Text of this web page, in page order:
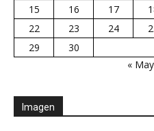
15
16 17
22
23 24
29
30
« May
Imagen